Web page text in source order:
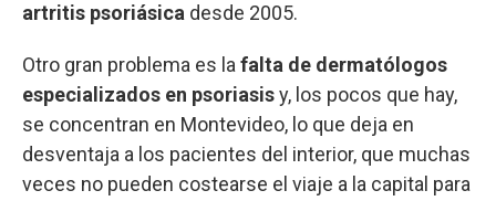
artritis psoriásica desde 2005.
Otro gran problema es lafalta de dermatólogos
especializados en psoriasisy, los pocos que hay,
se concentran en Montevideo, lo que deja en
desventaja a los pacientes del interior, que muchas
veces no pueden costearse el viaje a la capital para